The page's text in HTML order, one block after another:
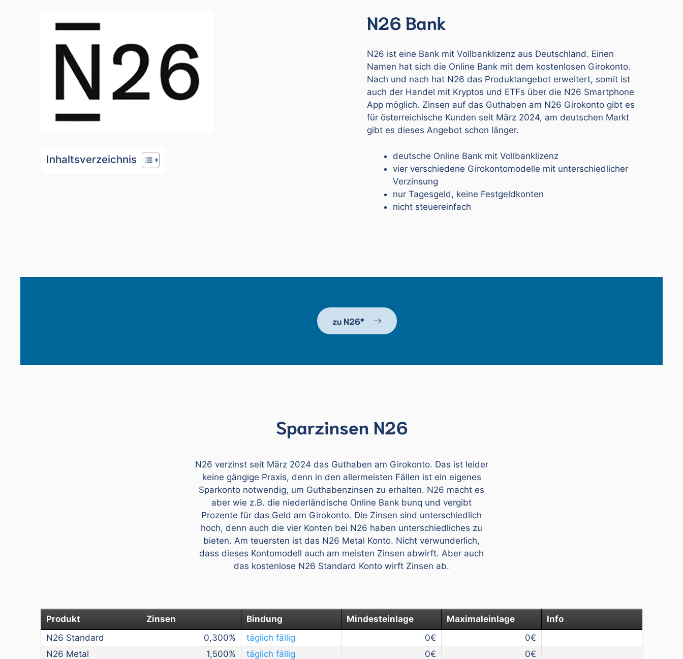
Inhaltsverzeichnis
N26 Bank
N26 ist eine Bank mit Vollbanklizenz aus Deutschland. Einen
Namen hat sich die Online Bank mit dem kostenlosen Girokonto.
Nach und nach hat N26 das Produktangebot erweitert, somit ist
auch der Handel mit Kryptos und ETFs über die N26 Smartphone
App möglich. Zinsen auf das Guthaben am N26 Girokonto gibt es
für österreichische Kunden seit März 2024, am deutschen Markt
gibt es dieses Angebot schon länger.
deutsche Online Bank mit Vollbanklizenz
vier verschiedene Girokontomodelle mit unterschiedlicher
Verzinsung
nur Tagesgeld, keine Festgeldkonten
nicht steuereinfach
zu N26*
Sparzinsen N26
N26 verzinst seit März 2024 das Guthaben am Girokonto. Das ist leider
keine gängige Praxis, denn in den allermeisten Fällen ist ein eigenes
Sparkonto notwendig, um Guthabenzinsen zu erhalten. N26 macht es
aber wie z.B. die niederländische Online Bank bunq und vergibt
Prozente für das Geld am Girokonto. Die Zinsen sind unterschiedlich
hoch, denn auch die vier Konten bei N26 haben unterschiedliches zu
bieten. Am teuersten ist das N26 Metal Konto. Nicht verwunderlich,
dass dieses Kontomodell auch am meisten Zinsen abwirft. Aber auch
das kostenlose N26 Standard Konto wirft Zinsen ab.
Produkt Zinsen Bindung Mindesteinlage Maximaleinlage
Info
N26 Standard
0,300 täglich fällig 0
0
N26 Metal
1,500 täglich fällig 0
0